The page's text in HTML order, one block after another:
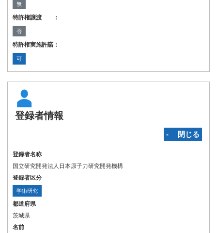
無
特許権譲渡 ：
否
特許権実施許諾：
可
登録者情報
‐ 閉じる
登録者名称
国立研究開発法人日本原子力研究開発機構
登録者区分
学術研究
都道府県
茨城県
名前